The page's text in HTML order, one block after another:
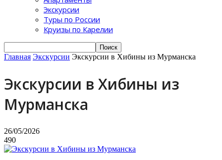
Экскурсии
Туры по России
Круизы по Карелии
Главная Экскурсии Экскурсии в Хибины из Мурманска
Экскурсии в Хибины из
Мурманска
26/05/2026
490